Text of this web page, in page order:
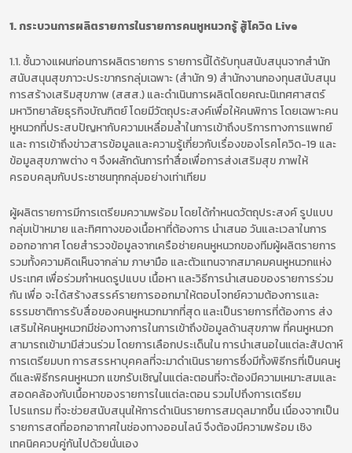
1. กระบวนการผลิตรายการในรายการคนหูหนวกรู้ สู้โควิด Live
1.1. ชั้นวางแผนก่อนการผลิตรายการ รายการนี้ได้รับทุนสนับสนุนจากสำนัก
สนับสนุนสุขภาวะประขากรกลุ่มเฉพาะ (สำนัก 9) สำนักงานกองทุนสนับสนุน
การสร้างเสริมสุขภาพ (สสส.) และดำเนินการผลิตโดยคณะนิเทศศาสตร์
มหาวิทยาลัยธุรกิจบัณฑิตย์ โดยมีวัตถุประสงค์เพื่อให้คนพิการ โดยเฉพาะคน
หูหนวกที่ประสบปัญหากับความเหลื่อมล้ำในการเข้าถึงบริการทางการแพทย์
และ การเข้าถึงข่าวสารข้อมูลและความรู้เกี่ยวกับเรื่องของโรคโควิด-19 และ
ข้อมูลสุขภาพต่าง ๆ จึงผลักดันการทำสื่อเพื่อการส่งเสริมสุข ภาพให้
ครอบคลุมกับประชาชนทุกกลุ่มอย่างเท่าเทียม
ผู้ผลิตรายการมีการเตรียมความพร้อม โดยได้กำหนดวัตถุประสงค์ รูปแบบ
กลุ่มเป้าหมาย และทิศทางของเนื้อหาที่ต้องการ นำเสนอ วันและเวลาในการ
ออกอากาศ โดยสำรวจข้อมูลจากเครือช่ายคนหูหนวกของทีมผู้ผลิตรายการ
รวมทั้งความคิดเห็นจากล่าม ภาษามือ และตัวแทนจากสมาคมคนหูหนวกแห่ง
ประเทศ เพื่อร่วมกำหนดรูปแบบ เนื้อหา และวิธีการนำเสนอของรายการร่วม
กัน เพื่อ จะได้สร้างสรรค์รายการออกมาให้ตอบโจทย์ความต้องการและ
ธรรมชาติการรับสื่อของคนหูหนวกมากที่สุด และเป็นรายการที่ต้องการ ส่ง
เสริมให้คนหูหนวกมีช่องทางการในการเข้าถึงข้อมูลด้านสุขภาพ ที่คนหูหนวก
สามารถเข้ามามีส่วนร่วม โดยการเลือกประเด็นใน การนำเสนอในแต่ละสัปดาห์
การเตรียมบท การสรรหาบุคคลที่จะมาดำเนินรายการซึ่งมีทั้งพิธีกรที่เป็นคนหู
ดีและพิธีกรคนหูหนวก แขกรับเชิญในแต่ละตอนที่จะต้องมีความเหมาะสมและ
สอดคล้องกับเนื้อหาของรายการในแต่ละตอน รวมไปถึงการเตรียม
โปรแกรม ที่จะช่วยสนับสนุนให้การดำเนินรายการสมดุลมากขึ้น เนื่องจากเป็น
รายการสดที่ออกอากาศในช่องทางออนไลน์ จึงต้องมีความพร้อม เชิง
เทคนิคควบคู่กันไปด้วยนั่นเอง